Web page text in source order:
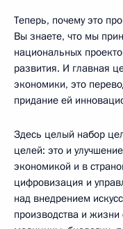
Теперь, почему это
Вы знаете, что мы
национальных
развития. И главная
экономики, это
придание ей
Здесь целый набор
целей: это и
экономикой и в
цифровизация и
над внедрением
производства и